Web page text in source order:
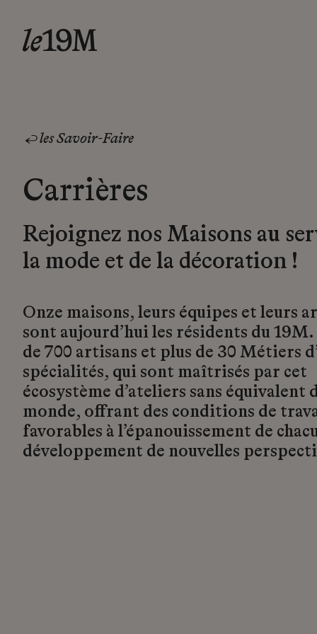
les Savoir-Faire
Carrières
Rejoignez nos Maisons au
la mode et de la décoration !
Onze maisons, leurs équipes et leurs
sont aujourd’hui les résidents du
de 700 artisans et plus de 30 Métiers
spécialités, qui sont maîtrisés par cet
écosystème d’ateliers sans équivalent
monde, offrant des conditions de
favorables à l’épanouissement de
développement de nouvelles